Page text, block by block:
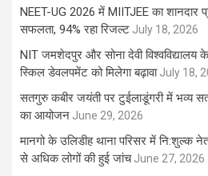
NEET-UG 2026 में MIITJEE का शानदार
सफलता, 94% रहा रिजल्ट July 18, 2026
NIT जमशेदपुर और सोना देवी विश्वविद्यालय
स्किल डेवलपमेंट को मिलेगा बढ़ावा July 18,
सतगुरु कबीर जयंती पर टुईलाडूंगरी में भव्य
का आयोजन June 29, 2026
मानगो के उलिडीह थाना परिसर में नि:शुल्क
से अधिक लोगों की हुई जांच June 27, 2026